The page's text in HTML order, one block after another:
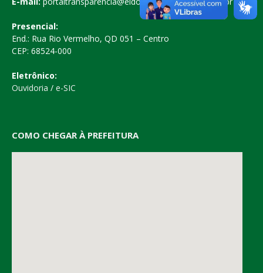
Presencial:
End.: Rua Rio Vermelho, QD 051 – Centro
CEP: 68524-000
Eletrônico:
Ouvidoria / e-SIC
COMO CHEGAR À PREFEITURA